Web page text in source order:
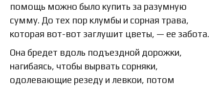
помощь можно было купить за разумную
сумму. До тех пор клумбы и сорная трава,
которая вот-вот заглушит цветы, — ее забота.
Она бредет вдоль подъездной дорожки,
нагибаясь, чтобы вырвать сорняки,
одолевающие резеду и левкои, потом